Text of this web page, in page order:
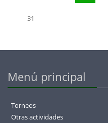
31
Menú principal
Torneos
Otras actividades